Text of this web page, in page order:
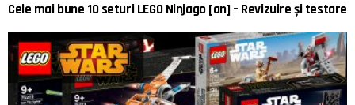
Cele mai bune 10 seturi LEGO Ninjago [an] – Revizuire și testare